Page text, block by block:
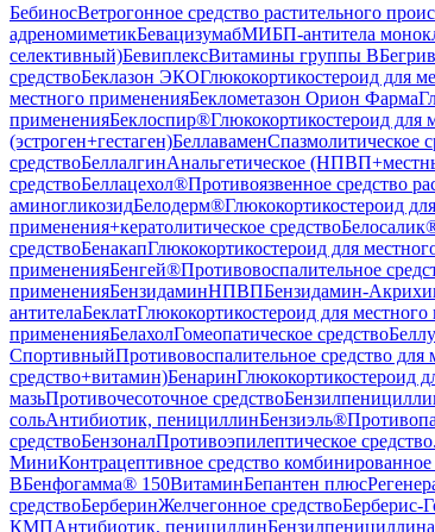
БебиносВетрогонное средство растительного
адреномиметикБевацизумабМИБП-антитела
селективный)БевиплексВитамины группы B
средствоБеклазон ЭКОГлюкокортикостероид для
местного примененияБеклометазон Орион Фарма
примененияБеклоспир®Глюкокортикостероид для
(эстроген+гестаген)БеллаваменСпазмолитическое
средствоБеллалгинАнальгетическое
средствоБеллацехол®Противоязвенное средство
аминогликозидБелодерм®Глюкокортикостероид
применения+кератолитическое средство
средствоБенакапГлюкокортикостероид для
примененияБенгей®Противовоспалительное
примененияБензидаминНПВПБензидамин-
антителаБеклатГлюкокортикостероид для
примененияБелахолГомеопатическое средство
СпортивныйПротивовоспалительное средство
средство+витамин)БенаринГлюкокортикостероид
мазьПротивочесоточное средство
сольАнтибиотик, пенициллинБензиэль®
средствоБензоналПротивоэпилептическое
МиниКонтрацептивное средство комбинированное
BБенфогамма® 150ВитаминБепантен плюс
средствоБерберинЖелчегонное средствоБерберис-
КМПАнтибиотик, пенициллинБензилпенициллина